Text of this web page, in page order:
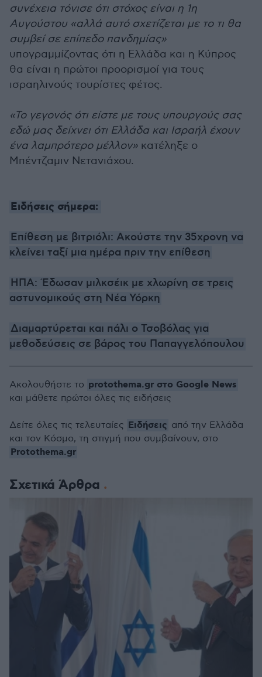
συνέχεια τόνισε ότι στόχος είναι η 1η
Αυγούστου «αλλά αυτό σχετίζεται με το τι θα
συμβεί σε επίπεδο πανδημίας»
υπογραμμίζοντας ότι η Ελλάδα και η Κύπρος
θα είναι η πρώτοι προορισμοί για τους
ισραηλινούς τουρίστες φέτος.
«Το γεγονός ότι είστε με τους υπουργούς σας
εδώ μας δείχνει ότι Ελλάδα και Ισραήλ έχουν
ένα λαμπρότερο μέλλον» κατέληξε ο
Μπέντζαμιν Νετανιάχου.
Ειδήσεις σήμερα:
Επίθεση με βιτριόλι: Ακούστε την 35χρονη να
κλείνει ταξί μια ημέρα πριν την επίθεση
ΗΠΑ: Έδωσαν μιλκσέικ με χλωρίνη σε τρεις
αστυνομικούς στη Νέα Υόρκη
Διαμαρτύρεται και πάλι ο Τσοβόλας για
μεθοδεύσεις σε βάρος του Παπαγγελόπουλου
Σχετικά Άρθρα
Ακολουθήστε το protothema.gr στο Google News
και μάθετε πρώτοι όλες τις ειδήσεις
Δείτε όλες τις τελευταίες Ειδήσεις από την Ελλάδα
και τον Κόσμο, τη στιγμή που συμβαίνουν, στο
Protothema.gr